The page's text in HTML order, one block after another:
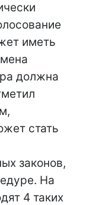
иметь
должна
стать
законов,
На
4 таких